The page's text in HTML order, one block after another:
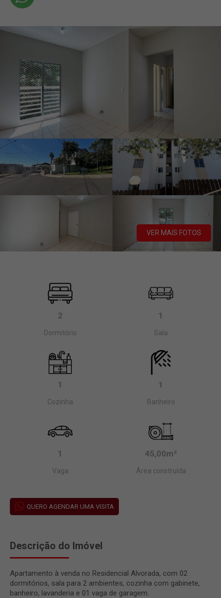
VER MAIS FOTOS
2
Dormitório
1
Sala
1
Cozinha
1
Banheiro
1
Vaga
45,00m²
Área construída
QUERO AGENDAR UMA VISITA
Descrição do Imóvel
Apartamento à venda no Residencial Alvorada, com 02
dormitórios, sala para 2 ambientes, cozinha com gabinete,
banheiro, lavanderia e 01 vaga de garagem.